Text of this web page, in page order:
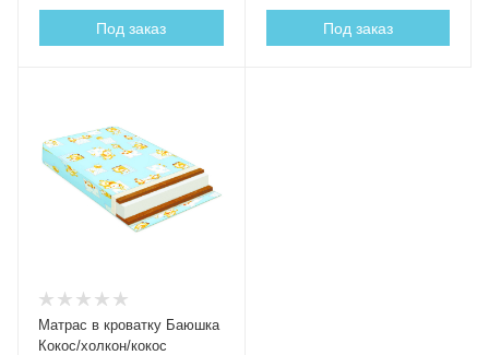
Под заказ Под заказ
Матрас в кроватку Баюшка
Кокос/холкон/кокос